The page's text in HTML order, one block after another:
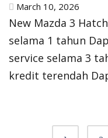
March 10, 2026
New Mazda 3
selama 1 tahun
service selama 3
kredit terendah